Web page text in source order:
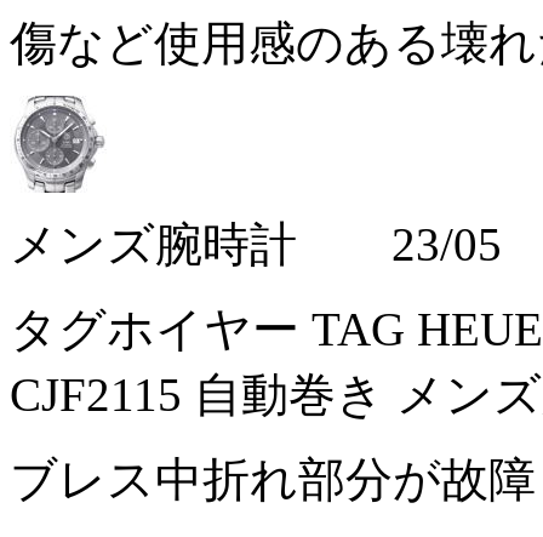
傷など使用感のある壊
メンズ腕時計 23/05
タグホイヤー TAG
CJF2115 自動巻き メン
ブレス中折れ部分が故